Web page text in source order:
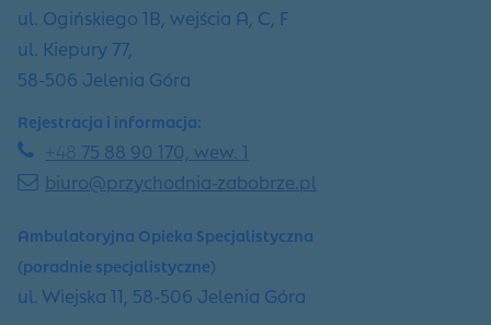
ul. Ogińskiego 1B, wejścia A, C, F
ul. Kiepury 77,
58-506 Jelenia Góra
Rejestracja i informacja:
+48 75 88 90 170, wew. 1
biuro@przychodnia-zabobrze.pl
Ambulatoryjna Opieka Specjalistyczna
(poradnie specjalistyczne)
ul. Wiejska 11, 58-506 Jelenia Góra